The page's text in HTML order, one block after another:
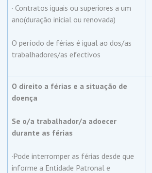
· Contratos iguais ou superiores a um
ano(duração inicial ou renovada)
O período de férias é igual ao dos/as
trabalhadores/as efectivos
O direito a férias e a situação de
doença
Se o/a trabalhador/a adoecer
durante as férias
·Pode interromper as férias desde que
informe a Entidade Patronal e